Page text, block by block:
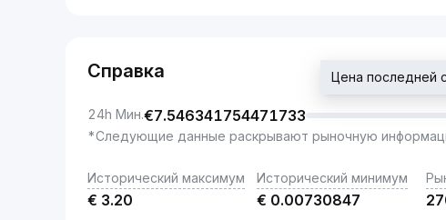
Справка
24h Мин.€7.546341754471733
Цена последней
*Следующие данные раскрывают рыночную
Исторический максимум
€ 3.20
Исторический минимум
€ 0.00730847